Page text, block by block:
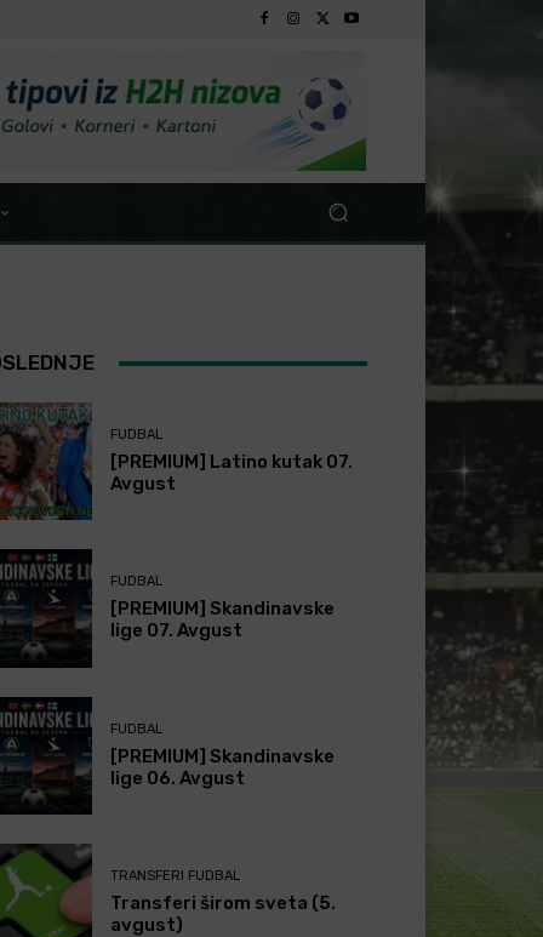
FUDBAL
[PREMIUM] Latino kutak 07.
Avgust
FUDBAL
[PREMIUM] Skandinavske
lige 07. Avgust
FUDBAL
[PREMIUM] Skandinavske
lige 06. Avgust
TRANSFERI FUDBAL
Transferi širom sveta (5.
avgust)